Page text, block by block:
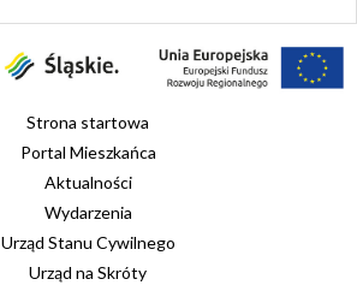
Strona startowa
Portal Mieszkańca
Aktualności
Wydarzenia
Urząd Stanu Cywilnego
Urząd na Skróty